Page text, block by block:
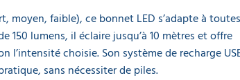
moyen, faible), ce bonnet LED s’adapte à toutes
150 lumens, il éclaire jusqu’à 10 mètres et offre
l’intensité choisie. Son système de recharge
sans nécessiter de piles.